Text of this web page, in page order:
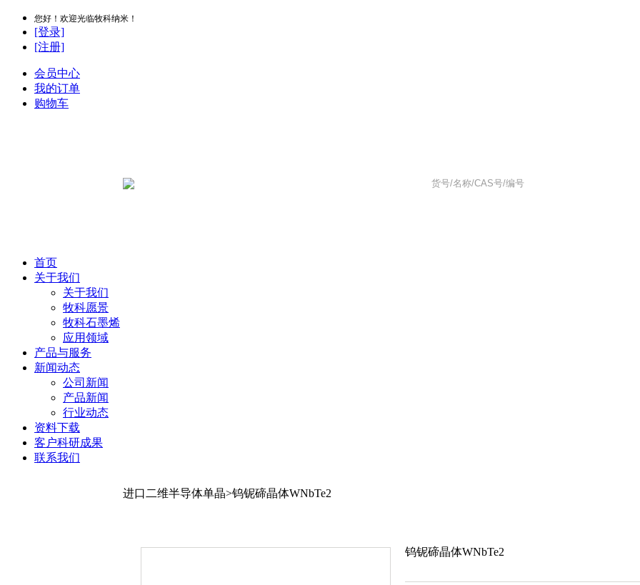
您好！欢迎光临牧科纳米！
[登录]
[注册]
会员中心
我的订单
购物车
首页
关于我们
关于我们
牧科愿景
牧科石墨烯
应用领域
产品与服务
新闻动态
公司新闻
产品新闻
行业动态
资料下载
客户科研成果
联系我们
进口二维半导体单晶>钨铌碲晶体WNbTe2
钨铌碲晶体WNbTe2